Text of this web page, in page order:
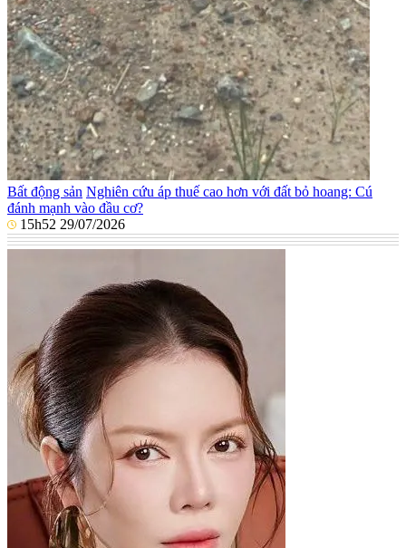
Bất động sản Nghiên cứu áp thuế cao hơn với đất bỏ hoang: Cú
đánh mạnh vào đầu cơ?
15h52 29/07/2026